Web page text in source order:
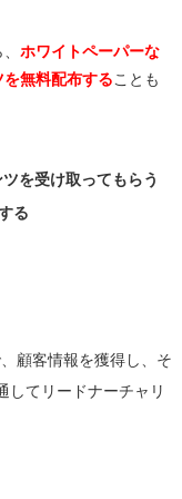
ホワイトペーパーな
無料配布することも
を受け取ってもらう
る
顧客情報を獲得し、そ
してリードナーチャリ